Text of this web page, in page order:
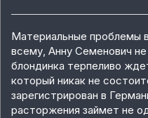
Материальные проблемы
всему, Анну Семенович
блондинка терпеливо
который никак не
зарегистрирован в
расторжения займет не